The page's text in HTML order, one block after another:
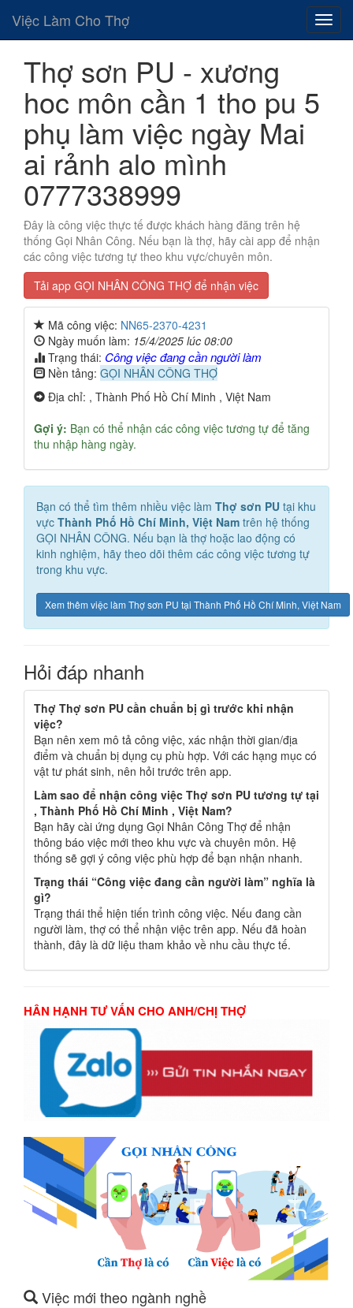
Việc Làm Cho Thợ
Thợ sơn PU - xương
hoc môn cần 1 tho pu 5
phụ làm việc ngày Mai
ai rảnh alo mình
0777338999
Đây là công việc thực tế được khách hàng đăng trên hệ
thống Gọi Nhân Công. Nếu bạn là thợ, hãy cài app để nhận
các công việc tương tự theo khu vực/chuyên môn.
Tải app GỌI NHÂN CÔNG THỢ để nhận việc
Mã công việc: NN65-2370-4231
Ngày muốn làm: 15/4/2025 lúc 08:00
Trạng thái: Công việc đang cần người làm
Nền tảng: GỌI NHÂN CÔNG THỢ
Địa chỉ: , Thành Phố Hồ Chí Minh , Việt Nam
Gợi ý: Bạn có thể nhận các công việc tương tự để tăng
thu nhập hàng ngày.
Bạn có thể tìm thêm nhiều việc làm Thợ sơn PU tại khu
vực Thành Phố Hồ Chí Minh, Việt Nam trên hệ thống
GỌI NHÂN CÔNG. Nếu bạn là thợ hoặc lao động có
kinh nghiệm, hãy theo dõi thêm các công việc tương tự
trong khu vực.
Xem thêm việc làm Thợ sơn PU tại Thành Phố Hồ Chí Minh, Việt Nam
Hỏi đáp nhanh
Thợ Thợ sơn PU cần chuẩn bị gì trước khi nhận
việc?
Bạn nên xem mô tả công việc, xác nhận thời gian/địa
điểm và chuẩn bị dụng cụ phù hợp. Với các hạng mục có
vật tư phát sinh, nên hỏi trước trên app.
Làm sao để nhận công việc Thợ sơn PU tương tự tại
, Thành Phố Hồ Chí Minh , Việt Nam?
Bạn hãy cài ứng dụng Gọi Nhân Công Thợ để nhận
thông báo việc mới theo khu vực và chuyên môn. Hệ
thống sẽ gợi ý công việc phù hợp để bạn nhận nhanh.
Trạng thái “Công việc đang cần người làm” nghĩa là
gì?
Trạng thái thể hiện tiến trình công việc. Nếu đang cần
người làm, thợ có thể nhận việc trên app. Nếu đã hoàn
thành, đây là dữ liệu tham khảo về nhu cầu thực tế.
HÂN HẠNH TƯ VẤN CHO ANH/CHỊ THỢ
Việc mới theo ngành nghề